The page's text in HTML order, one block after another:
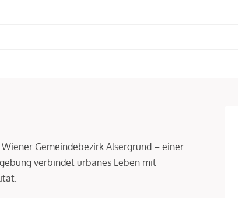
Gemeindebezirk Alsergrund – einer
verbindet urbanes Leben mit